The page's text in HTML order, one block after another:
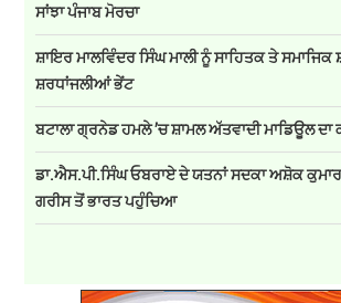
ਸਾਂਝਾ ਪੰਜਾਬ ਮੋਰਚਾ
ਸ਼ਾਇਰ ਮਾਲਵਿੰਦਰ ਸਿੰਘ ਮਾਲੀ ਨੂੰ ਸਾਹਿਤਕ ਤੇ
ਸ਼ਰਧਾਂਜਲੀਆਂ ਭੇਂਟ
ਬਟਾਲਾ ਗ੍ਰਨੇਡ ਹਮਲੇ ’ਚ ਸ਼ਾਮਲ ਅੱਤਵਾਦੀ ਮਾਡਿਊਲ
ਡਾ.ਐਸ.ਪੀ.ਸਿੰਘ ਓਬਰਾਏ ਦੇ ਯਤਨਾਂ ਸਦਕਾ ਅਸ਼ੋਕ
ਗਰੀਸ ਤੋਂ ਭਾਰਤ ਪਹੁੰਚਿਆ